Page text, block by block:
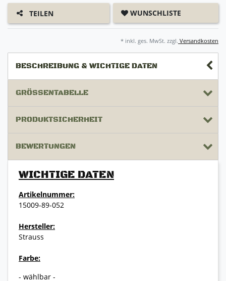
TEILEN WUNSCHLISTE
* inkl. ges. MwSt. zzgl. Versandkosten
BESCHREIBUNG & WICHTIGE DATEN
GRÖSSENTABELLE
PRODUKTSICHERHEIT
BEWERTUNGEN
WICHTIGE DATEN
Artikelnummer:
15009-89-052
Hersteller:
Strauss
Farbe:
- wählbar -